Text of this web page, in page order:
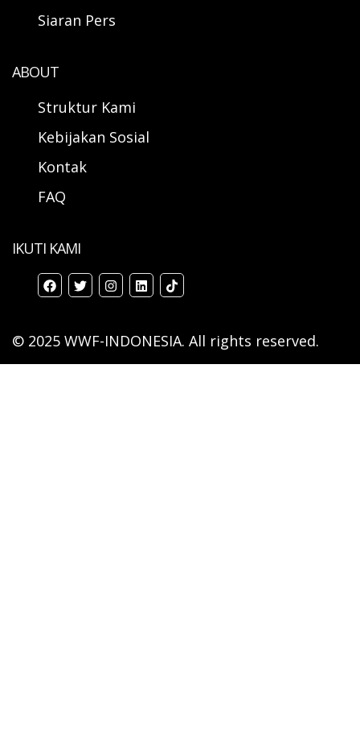
Siaran Pers
ABOUT
Struktur Kami
Kebijakan Sosial
Kontak
FAQ
IKUTI KAMI
© 2025 WWF-INDONESIA. All rights reserved.